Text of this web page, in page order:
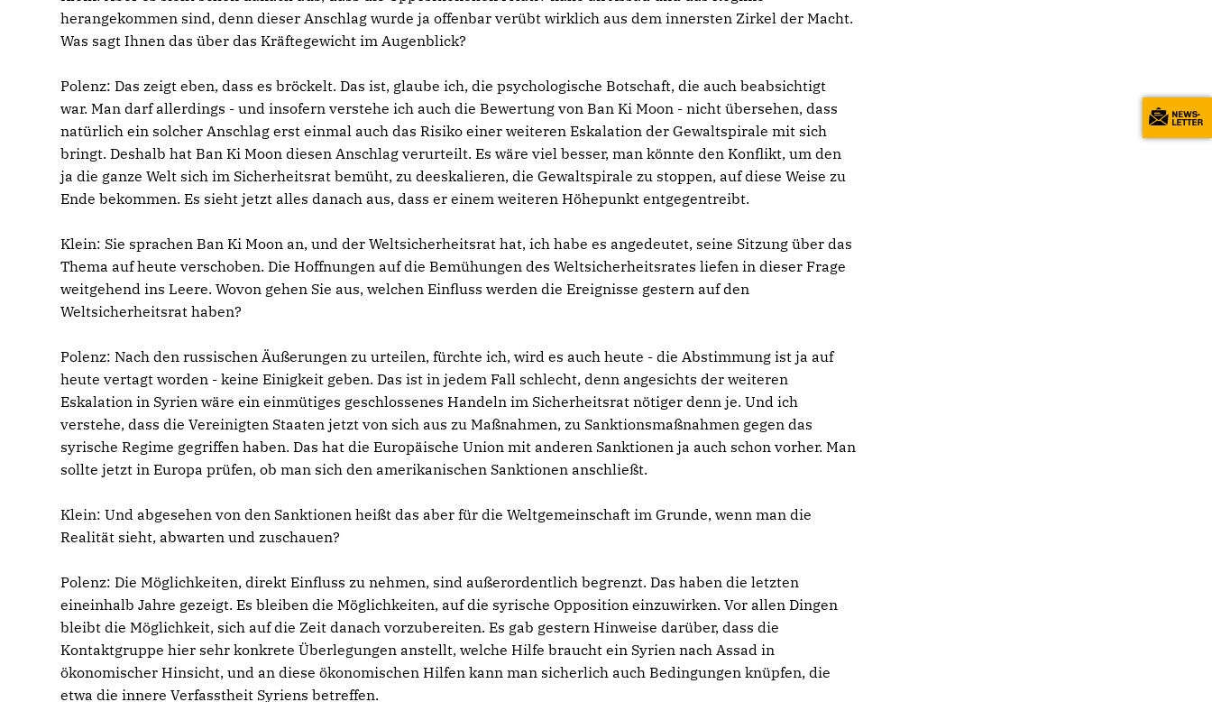
herangekommen sind, denn dieser Anschlag wurde ja offenbar verübt wirklich aus dem innersten Zirkel der Macht.
Was sagt Ihnen das über das Kräftegewicht im Augenblick?
Polenz: Das zeigt eben, dass es bröckelt. Das ist, glaube ich, die psychologische Botschaft, die auch beabsichtigt
war. Man darf allerdings - und insofern verstehe ich auch die Bewertung von Ban Ki Moon - nicht übersehen, dass
natürlich ein solcher Anschlag erst einmal auch das Risiko einer weiteren Eskalation der Gewaltspirale mit sich
bringt. Deshalb hat Ban Ki Moon diesen Anschlag verurteilt. Es wäre viel besser, man könnte den Konflikt, um den
ja die ganze Welt sich im Sicherheitsrat bemüht, zu deeskalieren, die Gewaltspirale zu stoppen, auf diese Weise zu
Ende bekommen. Es sieht jetzt alles danach aus, dass er einem weiteren Höhepunkt entgegentreibt.
Klein: Sie sprachen Ban Ki Moon an, und der Weltsicherheitsrat hat, ich habe es angedeutet, seine Sitzung über das
Thema auf heute verschoben. Die Hoffnungen auf die Bemühungen des Weltsicherheitsrates liefen in dieser Frage
weitgehend ins Leere. Wovon gehen Sie aus, welchen Einfluss werden die Ereignisse gestern auf den
Weltsicherheitsrat haben?
Polenz: Nach den russischen Äußerungen zu urteilen, fürchte ich, wird es auch heute - die Abstimmung ist ja auf
heute vertagt worden - keine Einigkeit geben. Das ist in jedem Fall schlecht, denn angesichts der weiteren
Eskalation in Syrien wäre ein einmütiges geschlossenes Handeln im Sicherheitsrat nötiger denn je. Und ich
verstehe, dass die Vereinigten Staaten jetzt von sich aus zu Maßnahmen, zu Sanktionsmaßnahmen gegen das
syrische Regime gegriffen haben. Das hat die Europäische Union mit anderen Sanktionen ja auch schon vorher. Man
sollte jetzt in Europa prüfen, ob man sich den amerikanischen Sanktionen anschließt.
Klein: Und abgesehen von den Sanktionen heißt das aber für die Weltgemeinschaft im Grunde, wenn man die
Realität sieht, abwarten und zuschauen?
Polenz: Die Möglichkeiten, direkt Einfluss zu nehmen, sind außerordentlich begrenzt. Das haben die letzten
eineinhalb Jahre gezeigt. Es bleiben die Möglichkeiten, auf die syrische Opposition einzuwirken. Vor allen Dingen
bleibt die Möglichkeit, sich auf die Zeit danach vorzubereiten. Es gab gestern Hinweise darüber, dass die
Kontaktgruppe hier sehr konkrete Überlegungen anstellt, welche Hilfe braucht ein Syrien nach Assad in
ökonomischer Hinsicht, und an diese ökonomischen Hilfen kann man sicherlich auch Bedingungen knüpfen, die
etwa die innere Verfasstheit Syriens betreffen.